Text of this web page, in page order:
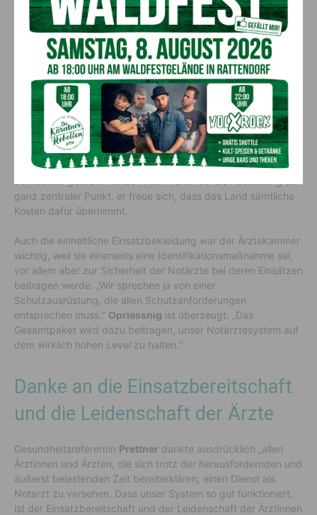
Wertschätzungspaket des Landes
den Ärzten gegenüber
Ärztekammer-PräsidentMarkus Opriessnigbezeichnete das
Maßnahmenpaket als „Wertschätzungspaket des Landes den
Ärzten gegenüber.“ Er sei sehr glücklich über die gute
Gesprächsbasis mit dem Land. „Das Paket zeugt von Respekt
und Wertschätzung.“ Mit der Honoraranhebung befinde sich
Kärnten nunmehr „im soliden Mittelfeld“, sagte Opriessnig,
„doch es ist schön zu sehen, dass auch auf anderen
ganz zentraler Punkt, er freue sich, dass das Land sämtliche
Kosten dafür übernimmt.
Auch die einheitliche Einsatzbekleidung war der Ärztekammer
wichtig, weil sie einerseits eine Identifikationsmaßnahme sei,
vor allem aber zur Sicherheit der Notärzte bei deren Einsätzen
beitragen werde. „Wir sprechen ja von einer
Schutzausrüstung, die allen Schutzanforderungen
entsprechen muss.“ Opriessnig ist überzeugt: „Das
Gesamtpaket wird dazu beitragen, unser Notärztesystem auf
dem wirklich hohen Level zu halten.“
Danke an die Einsatzbereitschaft
und die Leidenschaft der Ärzte
Gesundheitsreferentin Prettner dankte ausdrücklich „allen
Ärztinnen und Ärzten, die sich trotz der herausfordernden und
äußerst belastenden Zeit bereiterklären, einen Dienst als
Notarzt zu versehen. Dass unser System so gut funktioniert,
ist der Einsatzbereitschaft und der Leidenschaft der Ärztinnen